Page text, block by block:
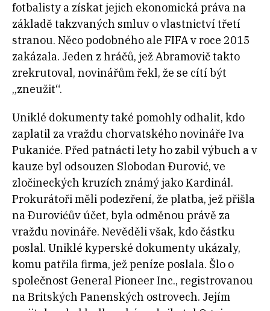
fotbalisty a získat jejich ekonomická práva na
základě takzvaných smluv o vlastnictví třetí
stranou. Něco podobného ale FIFA v roce 2015
zakázala. Jeden z hráčů, jež Abramovič takto
zrekrutoval, novinářům řekl, že se cítí být
„zneužit“.
Uniklé dokumenty také pomohly odhalit, kdo
zaplatil za vraždu chorvatského novináře Iva
Pukaniće. Před patnácti lety ho zabil výbuch a v
kauze byl odsouzen Slobodan Ðurović, ve
zločineckých kruzích známý jako Kardinál.
Prokurátoři měli podezření, že platba, jež přišla
na Ðurovićův účet, byla odměnou právě za
vraždu novináře. Nevěděli však, kdo částku
poslal. Uniklé kyperské dokumenty ukázaly,
komu patřila firma, jež peníze poslala. Šlo o
společnost General Pioneer Inc., registrovanou
na Britských Panenských ostrovech. Jejím